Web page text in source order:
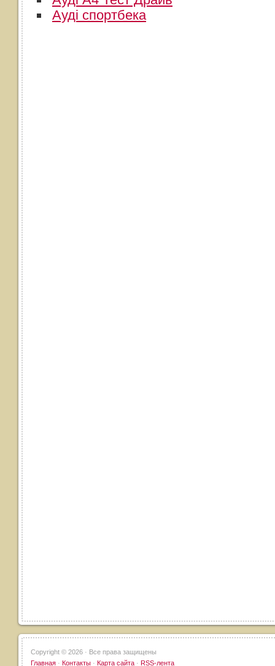
Ауді спортбека
Copyright © 2026 · Все права защищены
Главная · Контакты · Карта сайта · RSS-лента